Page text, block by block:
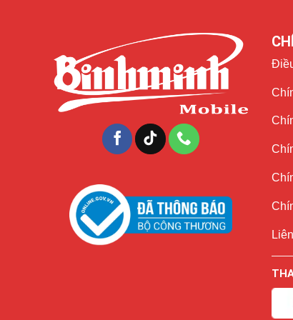
iPhone X sử dụng tấm nềnOLED (được tinh chỉnh
điều này đem lại cho máy 1 màu đen thể hiện rất
Face ID tạo nên đột phá
Touch ID trên iPhone X đã bị loại bỏ, thay vào đó
trắc học mới của Apple.